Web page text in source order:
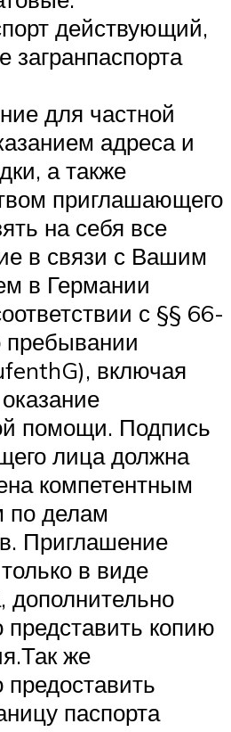
действующий,
для частной
адреса и
а также
приглашающего
на себя все
в связи с Вашим
в Германии
с §§ 66-
пребывании
включая
помощи. Подпись
лица должна
компетентным
по делам
Приглашение
в виде
дополнительно
копию
же
паспорта